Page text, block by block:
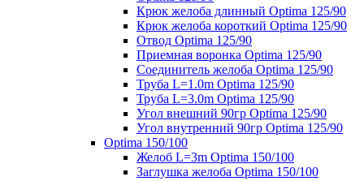
Крюк желоба длинный Optima 125/90
Крюк желоба короткий Optima 125/90
Отвод Optima 125/90
Приемная воронка Optima 125/90
Соединитель желоба Optima 125/90
Труба L=1.0m Optima 125/90
Труба L=3.0m Optima 125/90
Угол внешний 90гр Optima 125/90
Угол внутренний 90гр Optima 125/90
Optima 150/100
Желоб L=3m Optima 150/100
Заглушка желоба Optima 150/100